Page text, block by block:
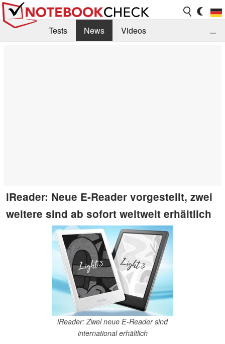
Tests News
Videos
...
iReader: Neue E-Reader vorgestellt, zwei
weitere sind ab sofort weltweit erhältlich
iReader: Zwei neue E-Reader sind
international erhältlich